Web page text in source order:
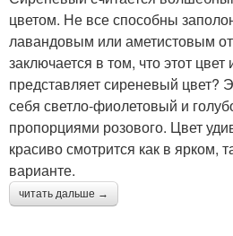
цветом. Не все способны
лавандовым или аметистовым
заключается в том, что этот
представляет сиреневый цвет?
себя светло-фиолетовый и
пропорциями розового. Цвет
красиво смотрится как в ярком,
варианте.
читать дальше →